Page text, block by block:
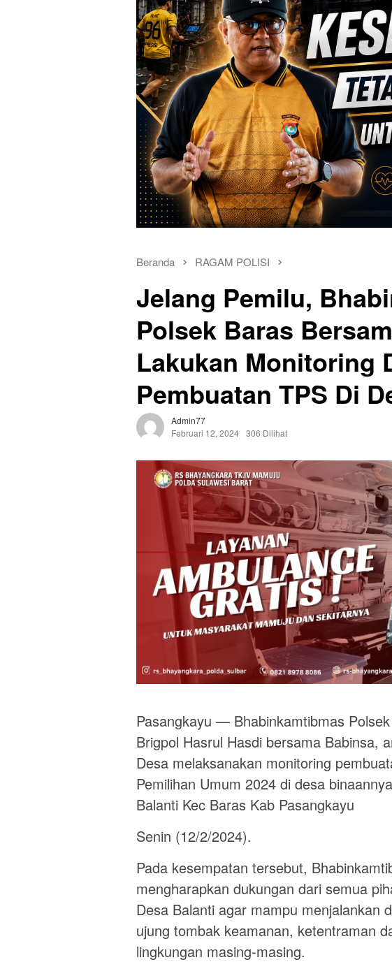
Beranda RAGAM POLISI
Jelang Pemilu,
Polsek Baras
Lakukan Monitoring
Pembuatan TPS Di
Admin77
Februari 12, 2024 306 Dilihat
Pasangkayu — Bhabinkamtibmas
Brigpol Hasrul Hasdi bersama Babinsa,
Desa melaksanakan monitoring
Pemilihan Umum 2024 di desa
Balanti Kec Baras Kab Pasangkayu
Senin (12/2/2024).
Pada kesempatan tersebut,
mengharapkan dukungan dari semua
Desa Balanti agar mampu menjalankan
ujung tombak keamanan, ketentraman
lingkungan masing-masing.